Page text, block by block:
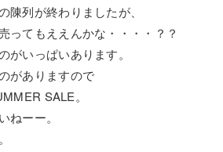
陳列が終わりましたが、
ってもええんかな・・・・？？
がいっぱいあります。
がありますので
SALE。
ねーー。